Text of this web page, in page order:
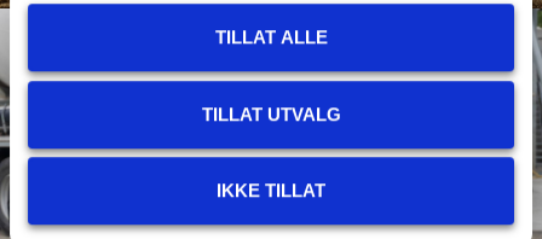
TILLAT ALLE
TILLAT UTVALG
IKKE TILLAT